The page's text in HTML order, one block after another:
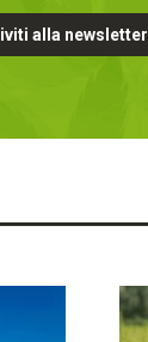
alla newsletter